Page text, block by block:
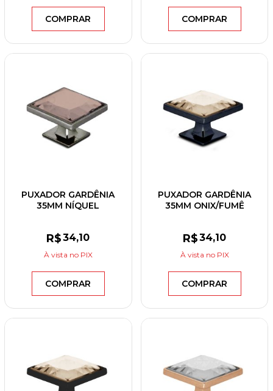
COMPRAR COMPRAR
PUXADOR GARDÊNIA
35MM NÍQUEL
R$34,10
À vista no PIX
COMPRAR
PUXADOR GARDÊNIA
35MM ONIX/FUMÊ
R$34,10
À vista no PIX
COMPRAR